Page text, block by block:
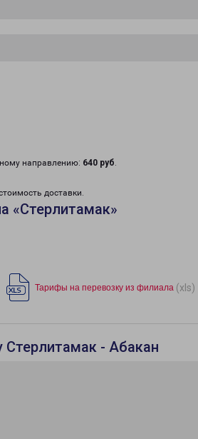
направлению: 640 руб.
доставки.
«Стерлитамак»
Тарифы на перевозку из филиала (xls)
Стерлитамак - Абакан